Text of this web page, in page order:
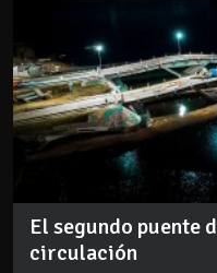
El segundo puente
circulación